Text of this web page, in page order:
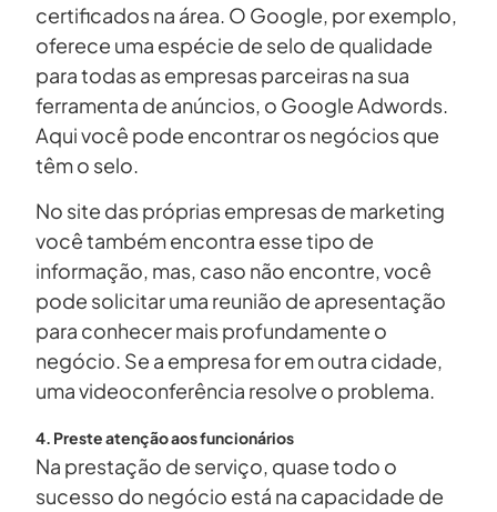
certificados na área. O Google, por exemplo,
oferece uma espécie de selo de qualidade
para todas as empresas parceiras na sua
ferramenta de anúncios, o Google Adwords.
Aqui você pode encontrar os negócios que
têm o selo.
No site das próprias empresas de marketing
você também encontra esse tipo de
informação, mas, caso não encontre, você
pode solicitar uma reunião de apresentação
para conhecer mais profundamente o
negócio. Se a empresa for em outra cidade,
uma videoconferência resolve o problema.
4. Preste atenção aos funcionários
Na prestação de serviço, quase todo o
sucesso do negócio está na capacidade de